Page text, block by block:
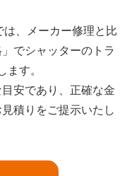
、メーカー修理と比
でシャッターのトラ
す。
安であり、正確な金
積りをご提示いたし